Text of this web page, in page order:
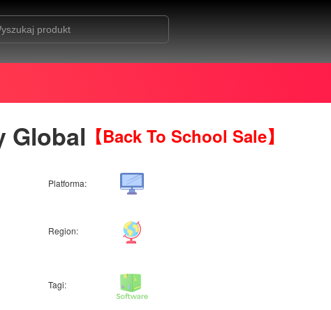
Global 【Back To School Sale】
Platforma:
Region:
Tagi: